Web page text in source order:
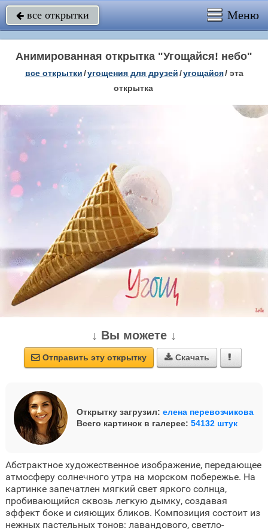
 все открытки Меню
Анимированная открытка "Угощайся! небо"
все открытки/угощения для друзей/угощайся/ эта
открытка
↓ Вы можете ↓
 Отправить эту открытку  Скачать 
Открытку загрузил: елена перевозчикова
Всего картинок в галерее: 54132 штук
Абстрактное художественное изображение, передающее
атмосферу солнечного утра на морском побережье. На
картинке запечатлен мягкий свет яркого солнца,
пробивающийся сквозь легкую дымку, создавая
эффект боке и сияющих бликов. Композиция состоит из
нежных пастельных тонов: лавандового, светло-